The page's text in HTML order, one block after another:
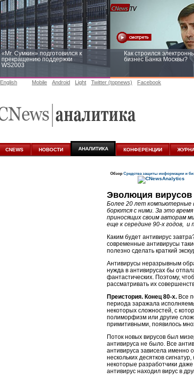
«Mr. Сумкин» подготовился к
прекращению поддержки
WS2003
Как строился
бизнес Банка Москвы?
аналитике
English Mobile Android Light Twitter (topnews) Facebook
CNEWS НОВОСТИ АНАЛИТИКА КОНФЕРЕНЦИИ
Обзор Средства защиты информации и
Эволюция вирусов
Более 20 лет компьютерные
борются с ними. За это
приносящих своим авторам
еще к середине 90-х годов,
Каким будет антивирус
современные антивирусы
полезно сделать краткий
Антивирусы неразрывным
нужда в антивирусах бы
фантастических. Поэтому,
рассматривать их
Преистория. Конец 80-х. Все
периода заражала
некоторых сложностей, с
полиморфизм или другие
примитивными, появилось
Поток новых вирусов был
антивируса не было. Все
антивируса зависела именно
нескольких десятков
некоторые разработчики
антивирус находил вирус в